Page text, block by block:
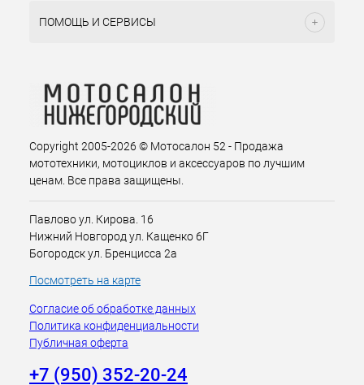
ПОМОЩЬ И СЕРВИСЫ
Copyright 2005-2026 © Мотосалон 52 - Продажа
мототехники, мотоциклов и аксессуаров по лучшим
ценам. Все права защищены.
Павлово ул. Кирова. 16
Нижний Новгород ул. Кащенко 6Г
Богородск ул. Бренцисса 2а
Посмотреть на карте
Согласие об обработке данных
Политика конфиденциальности
Публичная оферта
+7 (950) 352-20-24